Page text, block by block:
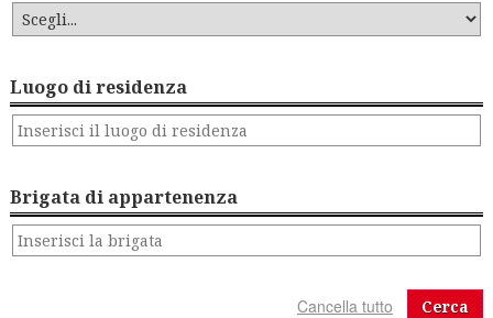
Luogo di residenza
Brigata di appartenenza
Cerca